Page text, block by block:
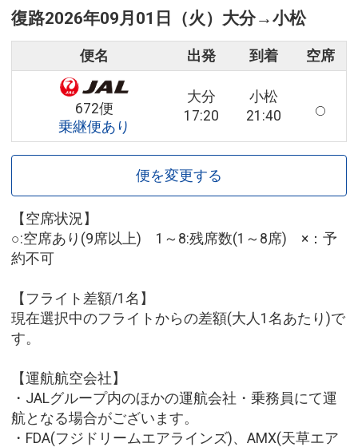
復路2026年09月01日（火） 大分→小松
便名 出発 到着 空席
672便
乗継便あり
大分
17:20
小松
21:40
便を変更する
【空席状況】
○:空席あり(9席以上) 1～8:残席数(1～8席) ×：予
約不可
【フライト差額/1名】
現在選択中のフライトからの差額(大人1名あたり)で
す。
【運航航空会社】
・JALグループ内のほかの運航会社・乗務員にて運
航となる場合がございます。
・FDA(フジドリームエアラインズ)、AMX(天草エア